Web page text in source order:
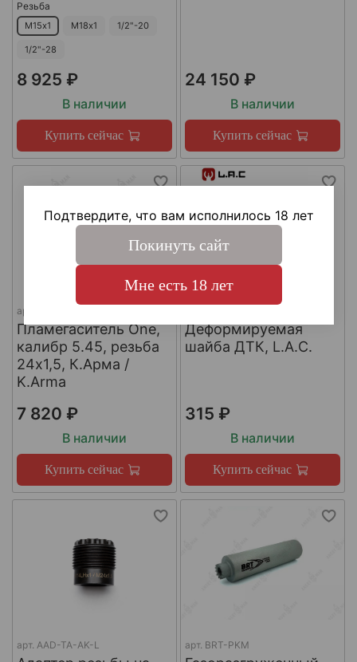
Резьба
М15х1 М18х1 1/2"-20
1/2"-28
8 925 ₽
В наличии
Купить сейчас
24 150 ₽
В наличии
Купить сейчас
арт.
Пламегаситель One,
калибр 5.45, резьба
24х1,5, К.Арма /
K.Arma
7 820 ₽
В наличии
Купить сейчас
Деформируемая
шайба ДТК, L.A.C.
315 ₽
В наличии
Купить сейчас
арт. AAD-TA-AK-L арт. BRT-PKM
Подтвердите, что вам исполнилось 18 лет
Покинуть сайт
Мне есть 18 лет